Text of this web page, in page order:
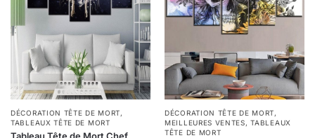
DÉCORATION TÊTE DE MORT,
TABLEAUX TÊTE DE MORT
DÉCORATION TÊTE DE MORT,
MEILLEURES VENTES,TABLEAUX
TÊTE DE MORT